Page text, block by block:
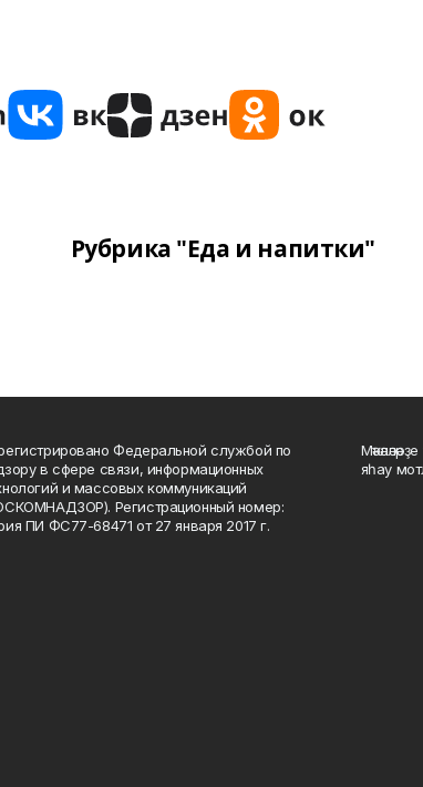
Рубрика "Еда и напитки"
Федеральной службой по
в сфере связи, информационных
и массовых коммуникаций
Регистрационный номер:
ПИ ФС77-68471 от 27 января 2017 г.
яһау